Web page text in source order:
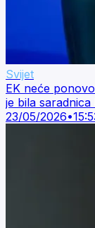
Svijet
EK neće
je bila saradnica
23/05/2026•